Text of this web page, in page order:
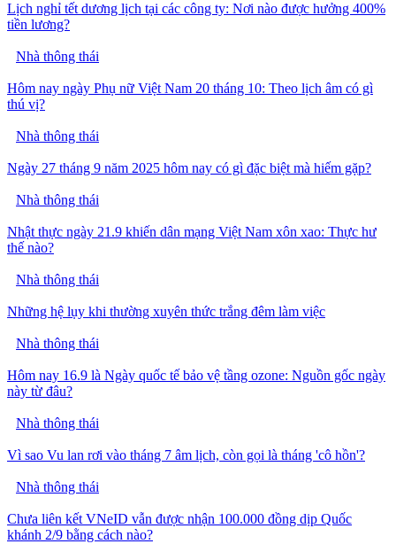
Lịch nghỉ tết dương lịch tại các công ty: Nơi nào được hưởng 400%
tiền lương?
Nhà thông thái
Hôm nay ngày Phụ nữ Việt Nam 20 tháng 10: Theo lịch âm có gì
thú vị?
Nhà thông thái
Ngày 27 tháng 9 năm 2025 hôm nay có gì đặc biệt mà hiếm gặp?
Nhà thông thái
Nhật thực ngày 21.9 khiến dân mạng Việt Nam xôn xao: Thực hư
thế nào?
Nhà thông thái
Những hệ lụy khi thường xuyên thức trắng đêm làm việc
Nhà thông thái
Hôm nay 16.9 là Ngày quốc tế bảo vệ tầng ozone: Nguồn gốc ngày
này từ đâu?
Nhà thông thái
Vì sao Vu lan rơi vào tháng 7 âm lịch, còn gọi là tháng 'cô hồn'?
Nhà thông thái
Chưa liên kết VNeID vẫn được nhận 100.000 đồng dịp Quốc
khánh 2/9 bằng cách nào?